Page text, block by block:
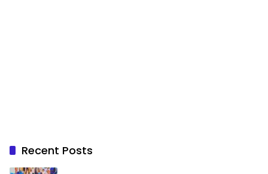
Recent Posts